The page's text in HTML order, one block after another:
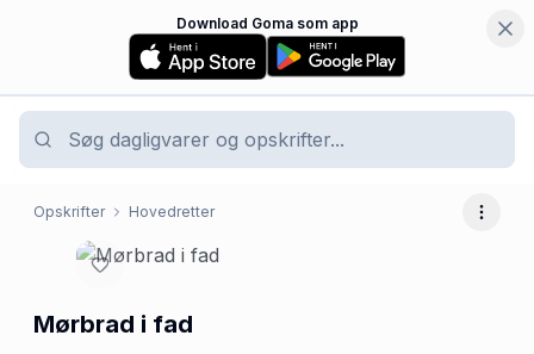
Download Goma som app
Opskrifter Hovedretter Flere
Mørbrad i fad